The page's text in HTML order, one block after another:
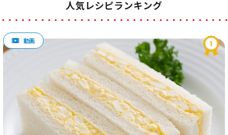
人気レシピランキング